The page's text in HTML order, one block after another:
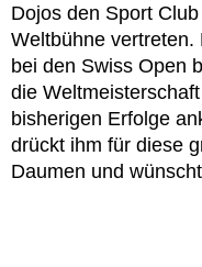
Dojos den Sport
Weltbühne vertreten.
bei den Swiss Open
die
bisherigen Erfolge
drückt ihm für diese
Daumen und